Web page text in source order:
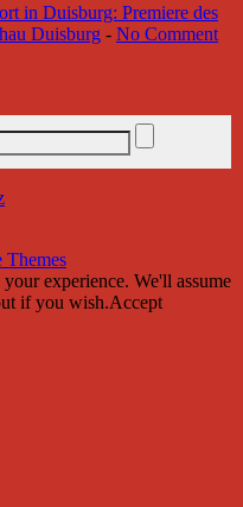
in Duisburg: Premiere des
Duisburg - No Comment
Themes
experience. We'll assume
if you wish.Accept